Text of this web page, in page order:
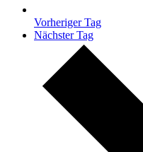
Vorheriger Tag
Nächster Tag